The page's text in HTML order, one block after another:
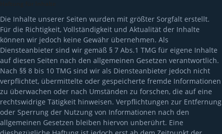
Die Inhalte unserer Seiten wurden mit größter Sorgfalt erstellt.
Für die Richtigkeit, Vollständigkeit und Aktualität der Inhalte
können wir jedoch keine Gewähr übernehmen. Als
Diensteanbieter sind wir gemäß § 7 Abs.1 TMG für eigene Inhalte
auf diesen Seiten nach den allgemeinen Gesetzen verantwortlich.
Nach §§ 8 bis 10 TMG sind wir als Diensteanbieter jedoch nicht
verpflichtet, übermittelte oder gespeicherte fremde Informationen
zu überwachen oder nach Umständen zu forschen, die auf eine
rechtswidrige Tätigkeit hinweisen. Verpflichtungen zur Entfernung
oder Sperrung der Nutzung von Informationen nach den
allgemeinen Gesetzen bleiben hiervon unberührt. Eine